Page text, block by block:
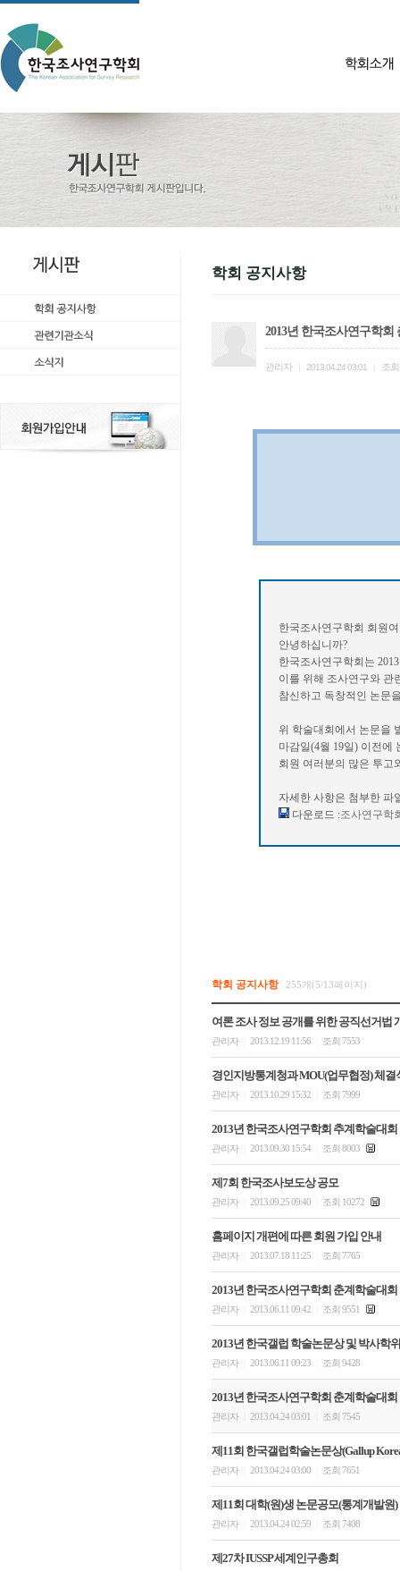
학회 공지사항
2013년 한국조사연구학
관리자 2013.04.24 03:01 조회
한국조사연구학회 회원
안녕하십니까?
한국조사연구학회는
이를 위해 조사연구와 관
참신하고 독창적인 논문
위 학술대회에서 논문을
마감일(4월 19일) 이전에
회원 여러분의 많은 투고
자세한 사항은 첨부한 파
다운로드 :조사연구학
학회 공지사항 255개(5/13페이지)
여론 조사 정보 공개를 위한 공직선거법
관리자 2013.12.19 11:56 조회 7553
경인지방통계청과 MOU(업무협정) 체결
관리자 2013.10.29 15:32 조회 7999
2013년 한국조사연구학회 추계학술대
관리자 2013.09.30 15:54 조회 8003
제7회 한국조사보도상 공모
관리자 2013.09.25 09:40 조회 10272
홈페이지 개편에 따른 회원 가입 안내
관리자 2013.07.18 11:25 조회 7765
2013년 한국조사연구학회 춘계학술대
관리자 2013.06.11 09:42 조회 9551
2013년 한국갤럽 학술논문상 및 박사학
관리자 2013.06.11 09:23 조회 9428
2013년 한국조사연구학회 춘계학술대회
관리자 2013.04.24 03:01 조회 7545
제11회 한국갤럽학술논문상(Gallup
관리자 2013.04.24 03:00 조회 7651
제11회 대학(원)생 논문공모(통계개발원)
관리자 2013.04.24 02:59 조회 7408
제27차 IUSSP 세계인구총회